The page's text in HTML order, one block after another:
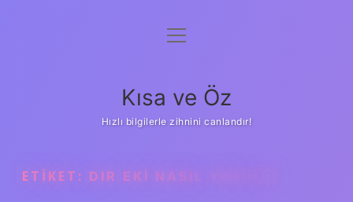
Anasayfa
Yasal Uyarı
menüyü
Kısa ve Öz
Hızlı bilgilerle zihnini canlandır!
ETIKET: DIR EKI NASIL YAZILIR